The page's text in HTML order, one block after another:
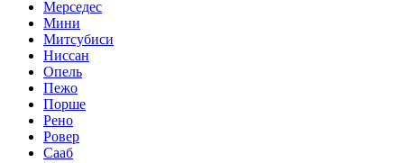
Мерседес
Мини
Митсубиси
Ниссан
Опель
Пежо
Порше
Рено
Ровер
Сааб